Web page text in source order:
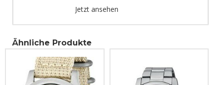
Jetzt ansehen
Ähnliche Produkte